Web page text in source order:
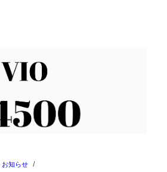
お知らせ /